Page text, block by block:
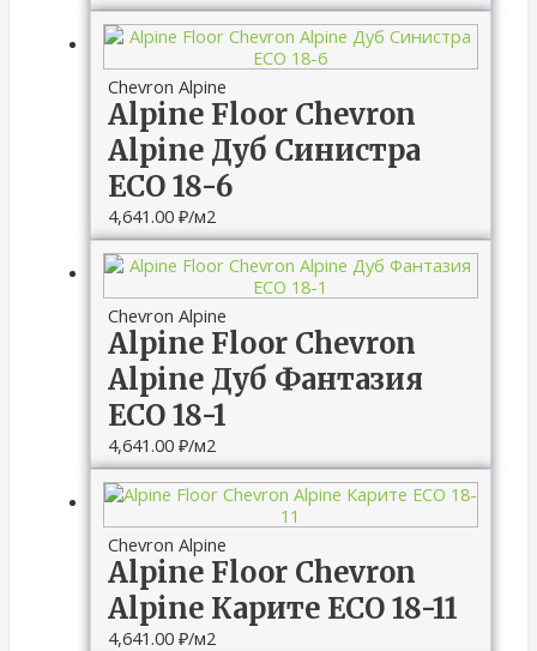
Chevron Alpine
Alpine Floor Chevron
Alpine Дуб Синистра
ECO 18-6
4,641.00 ₽/м2
Chevron Alpine
Alpine Floor Chevron
Alpine Дуб Фантазия
ECO 18-1
4,641.00 ₽/м2
Chevron Alpine
Alpine Floor Chevron
Alpine Карите ECO 18-11
4,641.00 ₽/м2